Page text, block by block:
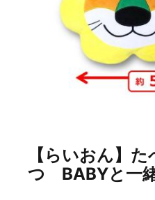
【らいおん】
つ BABYと一